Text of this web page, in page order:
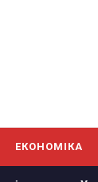
ЕКОНОМІКА